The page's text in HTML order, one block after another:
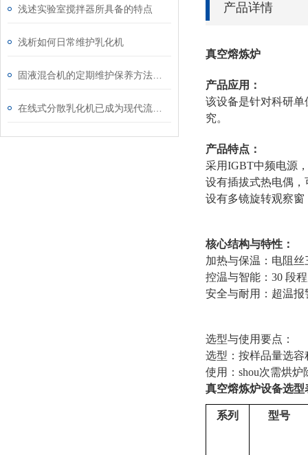
浅述实验室搅拌器所具备的特点
浅析如何日常维护乳化机
产品详情
真空熔炼炉
产品应用：
该设备是针对科研
究。
产品特点：
采用IGBT中频电源
设有插拔式热电偶
设有多镜旋转观察
核心结构与特性：
加热与保温：电阻
控温与智能：30 段
安全与耐用：超温
选型与使用要点：
选型：按样品量选
使用：shou次需烘
真空熔炼炉设备选型
系列 型号